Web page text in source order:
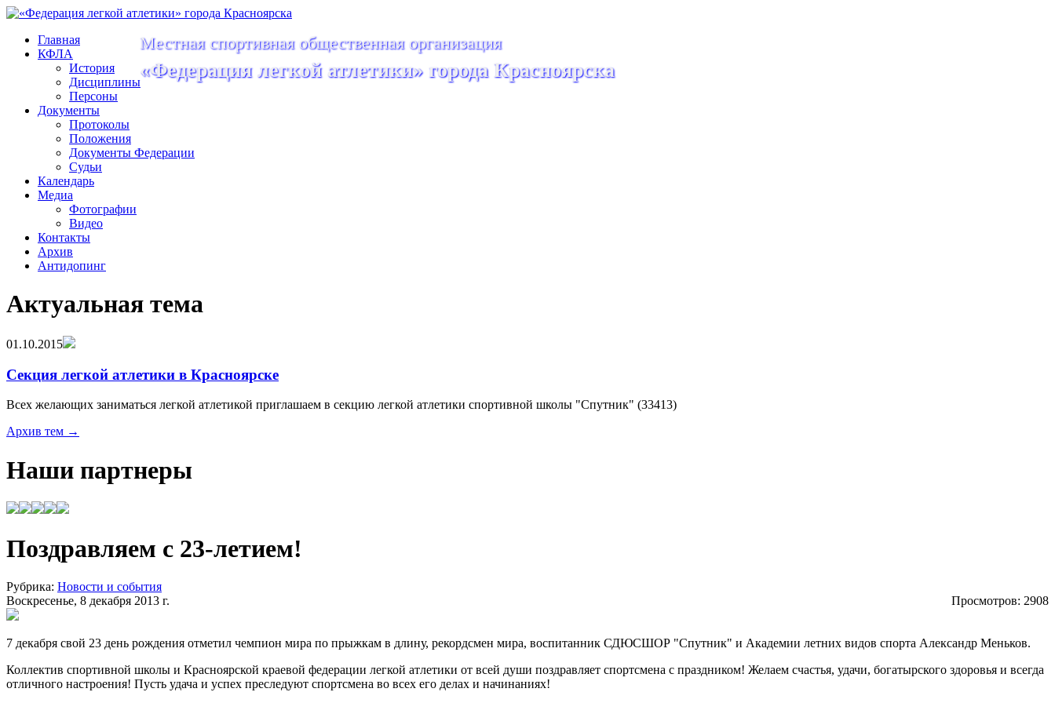
Местная спортивная общественная организация
«Федерация легкой атлетики» города Красноярска
Главная
КФЛА
История
Дисциплины
Персоны
Документы
Протоколы
Положения
Документы Федерации
Судьи
Календарь
Медиа
Фотографии
Видео
Контакты
Архив
Антидопинг
Актуальная тема
01.10.2015
Секция легкой атлетики в Красноярске
Всех желающих заниматься легкой атлетикой приглашаем в секцию легкой атлетики спортивной школы "Спутник" (33413)
Архив тем →
Наши партнеры
Поздравляем с 23-летием!
Рубрика: Новости и события
Воскресенье, 8 декабря 2013 г.
Просмотров: 2908
7 декабря свой 23 день рождения отметил чемпион мира по прыжкам в длину, рекордсмен мира, воспитанник СДЮСШОР "Спутник" и Академии летних видов спорта Александр Меньков.
Коллектив спортивной школы и Красноярской краевой федерации легкой атлетики от всей души поздравляет спортсмена с праздником! Желаем счастья, удачи, богатырского здоровья и всегда
отличного настроения! Пусть удача и успех преследуют спортсмена во всех его делах и начинаниях!